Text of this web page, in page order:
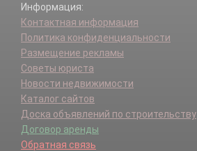
Информация:
Контактная информация
Политика конфиденциальности
Размещение рекламы
Советы юриста
Новости недвижимости
Каталог сайтов
Доска объявлений по строительству
Договор аренды
Обратная связь